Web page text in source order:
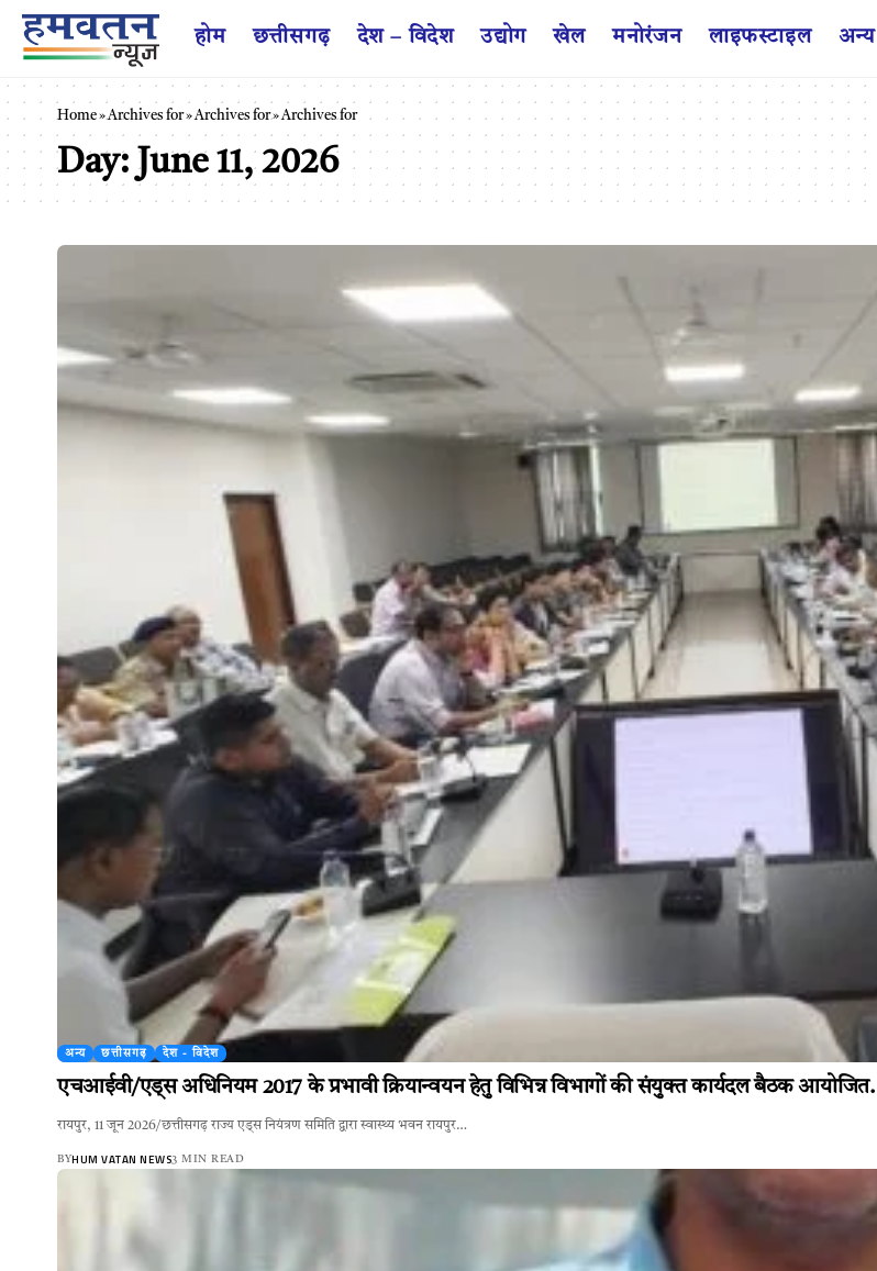
होम छत्तीसगढ़ देश – विदेश उद्योग खेल मनोरंजन लाइफस्टाइल अन्य
Home»Archives for» Archives for» Archives for
Day: June 11, 2026
अन्य छत्तीसगढ़ देश - विदेश
एचआईवी/एड्स अधिनियम 2017 के प्रभावी क्रियान्वयन हेतु विभिन्न विभागों की संयुक्त कार्यदल बैठक आयोजित.
रायपुर, 11 जून 2026/छत्तीसगढ़ राज्य एड्स नियंत्रण समिति द्वारा स्वास्थ्य भवन रायपुर…
BYHUM VATAN NEWS3 MIN READ